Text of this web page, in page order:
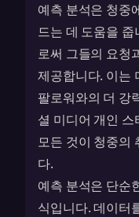
예측 분석은 청중
드는 데 도움을
로써 그들의 요청
제공합니다. 이는
팔로워와의 더 강
셜 미디어 개인
모든 것이 청중의
다.
예측 분석은 단순
식입니다. 데이터